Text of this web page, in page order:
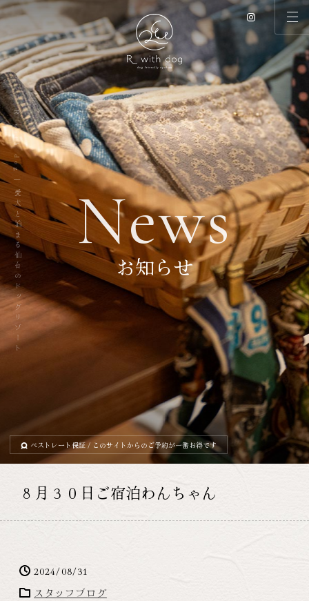
R with dog | 愛犬と泊まる仙台のドッグリゾート
ベストレート保証/ このサイトからのご予約が一番お得です
News
お知らせ
８月３０日ご宿泊わんちゃん
2024/08/31
スタッフブログ